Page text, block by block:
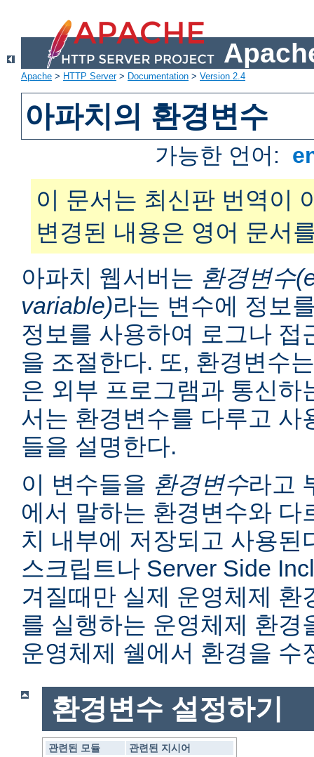
Apache > HTTP Server> Documentation > Version 2.4
아파치의 환경변수
가능한 언어:
이 문서는 최신판 번역이
변경된 내용은 영어 문서
아파치 웹서버는 환경변수
variable)라는 변수에 정보
정보를 사용하여 로그나 접
을 조절한다. 또, 환경변수
은 외부 프로그램과 통신하
서는 환경변수를 다루고 사
들을 설명한다.
이 변수들을 환경변수라고
에서 말하는 환경변수와 다
치 내부에 저장되고 사용된
스크립트나 Server Side
겨질때만 실제 운영체제 환
를 실행하는 운영체제 환경
운영체제 쉘에서 환경을 수
환경변수 설정하기
관련된 모듈
관련된 지시어